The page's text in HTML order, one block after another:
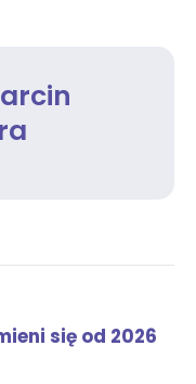
się od 2026